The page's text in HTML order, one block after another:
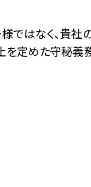
ではなく、貴
を定めた守秘義